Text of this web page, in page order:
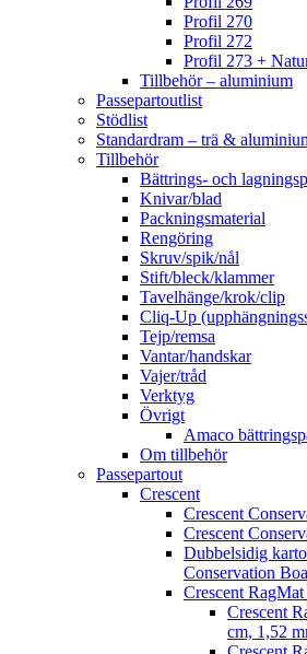
Profil 270
Profil 272
Profil 273 +
Tillbehör – aluminium
Passepartoutlist
Stödlist
Standardram – trä &
Tillbehör
Bättrings- och
Knivar/blad
Packningsmaterial
Rengöring
Skruv/spik/nål
Stift/bleck/klammer
Tavelhänge/krok/clip
Cliq-Up
Tejp/remsa
Vantar/handskar
Vajer/tråd
Verktyg
Övrigt
Amaco
Om tillbehör
Passepartout
Crescent
Crescent
Crescent
Dubbelsidig
Conservation
Crescent
Crescent
cm, 1,52